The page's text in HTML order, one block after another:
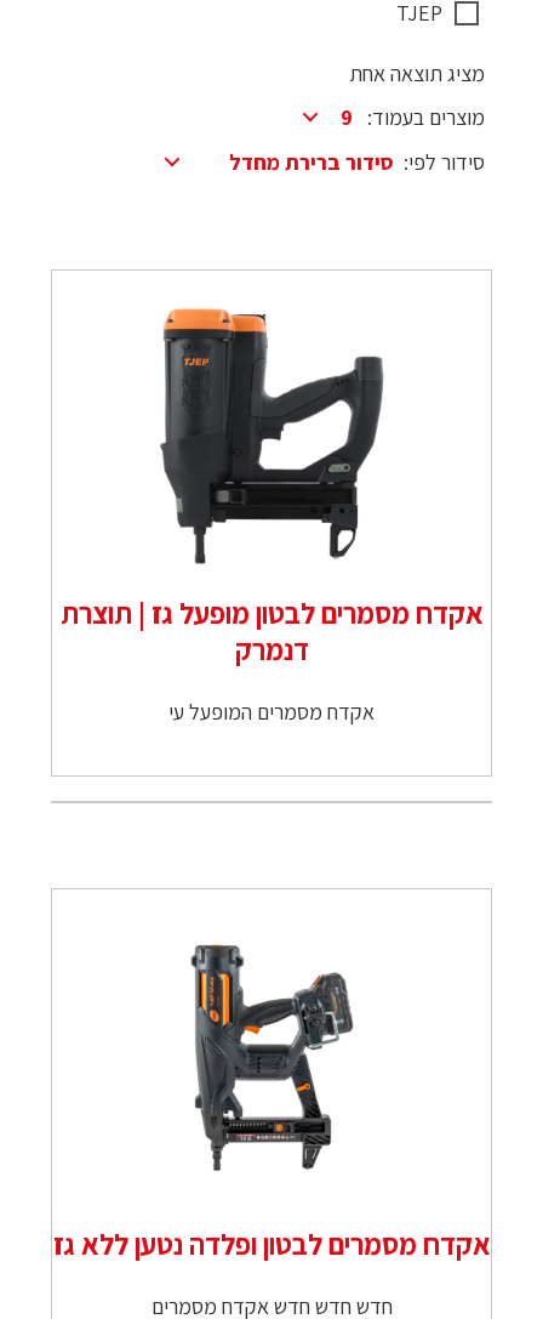
מציג תוצאה אחת
מוצרים בעמוד:
סידור לפי:
אקדח מסמרים לבטון מופעל גז | תוצרת
דנמרק
אקדח מסמרים המופעל עי
אקדח מסמרים לבטון ופלדה נטען ללא גז
חדש חדש חדש אקדח מסמרים
TJEP